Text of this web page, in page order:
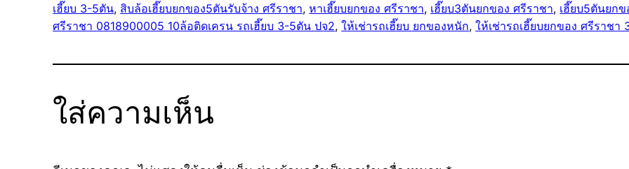
เฮี๊ยบ 3-5ตัน, สิบล้อเฮี๊ยบยกของ5ตันรับจ้าง ศรีราชา, หาเฮี๊ยบยกของ ศรีราชา, เฮี๊ยบ3ตันยกของ ศรีราชา, เฮี๊ยบ5ตันยก
ศรีราชา 0818900005 10ล้อติดเครน รถเฮี๊ยบ 3-5ตัน ปจ2, ให้เช่ารถเฮี๊ยบ ยกของหนัก, ให้เช่ารถเฮี๊ยบยกของ ศรีราชา
ใส่ความเห็น